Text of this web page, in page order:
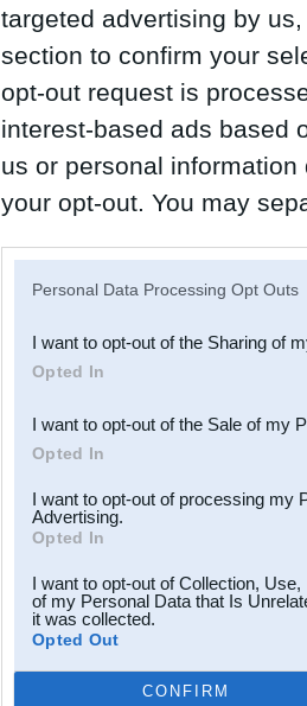
targeted advertising by
section to confirm your
opt-out request is
interest-based ads based
us or personal
your opt-out. You may
Downstream Participants
third parties.
Personal Data Processing Opt Outs
I want to opt-out of the Sharing of
Opted In
I want to opt-out of the Sale of my
Opted In
I want to opt-out of processing my
Advertising.
Opted In
I want to opt-out of Collection,
of my Personal Data that Is
it was collected.
Opted Out
CONFIRM